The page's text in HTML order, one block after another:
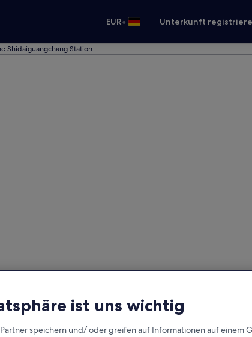
EUR• Unterkunft
Shidaiguangchang Station
ist uns wichtig
Partner speichern und/ oder greifen auf Informationen auf einem